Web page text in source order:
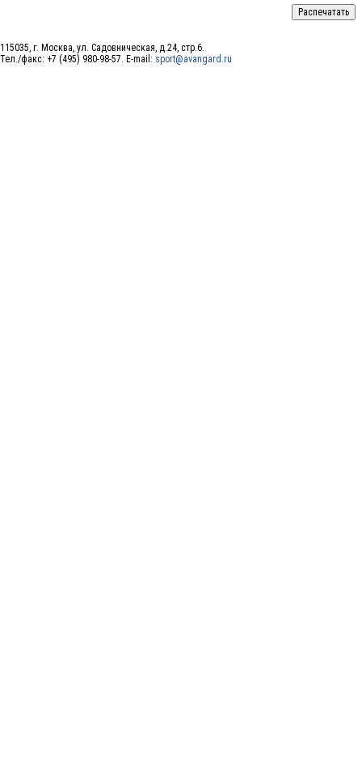
115035, г. Москва, ул. Садовническая, д.24, стр.6.
Тел./факс: +7 (495) 980-98-57. E-mail: sport@avangard.ru